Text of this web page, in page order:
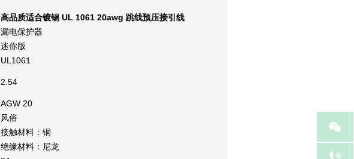
高品质适合镀锡 UL 1061 20awg 跳线预压接引线
漏电保护器
迷你版
UL1061
2.54
AGW 20
风俗
接触材料：铜
绝缘材料：尼龙
